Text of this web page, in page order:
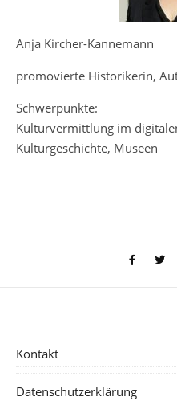
Anja Kircher-Kannemann
promovierte Historikerin,
Schwerpunkte:
Kulturvermittlung im
Kulturgeschichte, Museen
Kontakt
Datenschutzerklärung